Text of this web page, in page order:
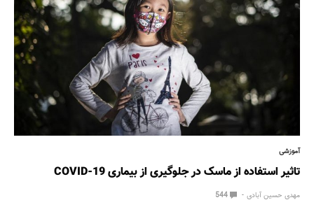
آموزشی
تاثیر استفاده از ماسک در جلوگیری از بیماری COVID-19
مهدی حسین آبادی